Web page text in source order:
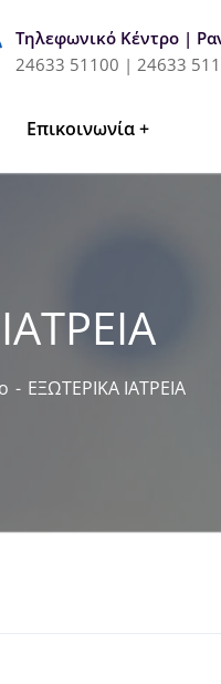
Τηλεφωνικό Κέντρο |
24633 51100 | 24633
Επικοινωνία
ΕΞΩΤΕΡΙΚΑ ΙΑΤΡΕΙΑ